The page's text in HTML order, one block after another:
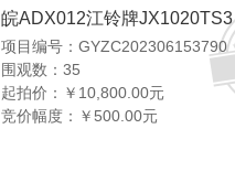
皖ADX012江铃牌JX1020TS3
项目编号：GYZC202306153790
围观数：35
起拍价： ￥10,800.00元
竞价幅度： ￥500.00元